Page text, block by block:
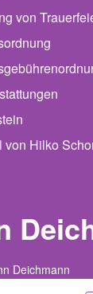
von
von Hilko
Deichmann